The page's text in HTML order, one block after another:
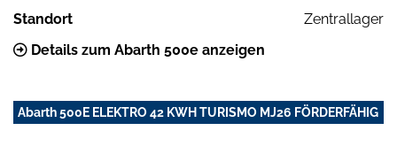
Standort
Zentrallager
Details zum Abarth 500e anzeigen
Abarth 500E ELEKTRO 42 KWH TURISMO MJ26 FÖRDERFÄHIG